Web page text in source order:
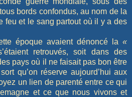
bords confondus, au nom de la
feu et le sang partout où il y a des
époque avaient dénoncé la «
retrouvés, soit dans des
pays où il ne faisait pas bon être
qu’on réserve aujourd’hui aux
un lien de parenté entre ce qui
et ce que nous vivons et